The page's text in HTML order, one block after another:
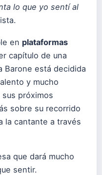
lo que yo sentí al
en plataformas
capítulo de una
Barone está decidida
y mucho
próximos
sobre su recorrido
la cantante a través
que dará mucho
sentir.